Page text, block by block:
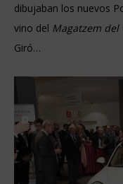
dibujaban los nuevos
vino del Magatzem del
Giró…